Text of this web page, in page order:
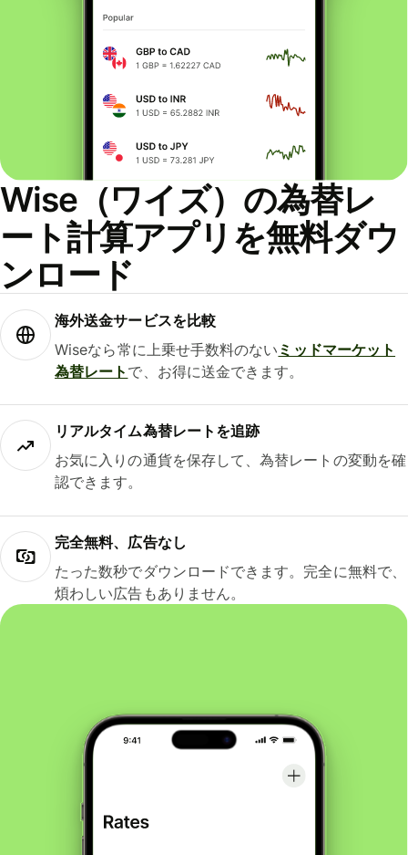
Wise（ワイズ）の為替レ
ート計算アプリを無料ダウ
ンロード
海外送金サービスを比較
Wiseなら常に上乗せ手数料のない ミッドマーケット
為替レート で、お得に送金できます。
リアルタイム為替レートを追跡
お気に入りの通貨を保存して、為替レートの変動を確
認できます。
完全無料、広告なし
たった数秒でダウンロードできます。完全に無料で、
煩わしい広告もありません。